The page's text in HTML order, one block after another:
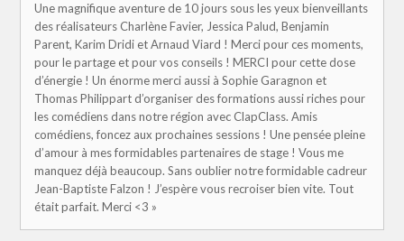
Une magnifique aventure de 10 jours sous les yeux bienveillants
des réalisateurs Charlène Favier, Jessica Palud, Benjamin
Parent, Karim Dridi et Arnaud Viard ! Merci pour ces moments,
pour le partage et pour vos conseils ! MERCI pour cette dose
d’énergie ! Un énorme merci aussi à Sophie Garagnon et
Thomas Philippart d’organiser des formations aussi riches pour
les comédiens dans notre région avec ClapClass. Amis
comédiens, foncez aux prochaines sessions ! Une pensée pleine
d’amour à mes formidables partenaires de stage ! Vous me
manquez déjà beaucoup. Sans oublier notre formidable cadreur
Jean-Baptiste Falzon ! J’espère vous recroiser bien vite. Tout
était parfait. Merci <3 »